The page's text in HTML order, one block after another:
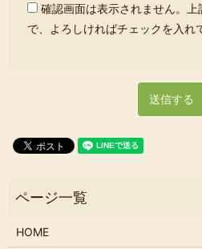
確認画面は表示されません。
で、よろしければチェックを入れ
HOME